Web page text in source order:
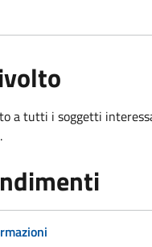
a tutti i soggetti